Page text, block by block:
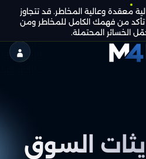
AR
كن
شريكًا
معقدة وعالية المخاطر. قد تتجاوز
تأكد من فهمك الكامل للمخاطر ومن
الخسائر المحتملة.
السوق